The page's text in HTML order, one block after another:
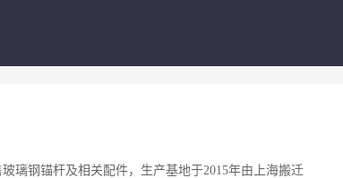
璃钢锚杆及相关配件，生产基地于2015年由上海搬迁